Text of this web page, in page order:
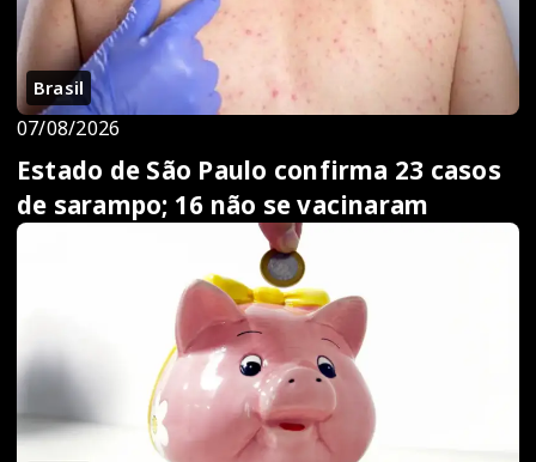
Brasil
07/08/2026
Estado de São Paulo confirma 23 casos
de sarampo; 16 não se vacinaram